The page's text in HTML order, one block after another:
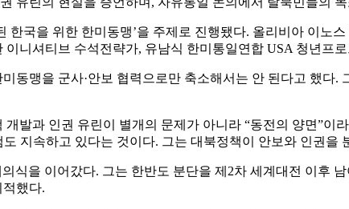
한국을 위한 한미동맹’을 주제로 진행됐다. 올리비아 이
니셔티브 수석전략가, 유남식 한미통일연합 USA 청년프
동맹을 군사·안보 협력으로만 축소해서는 안 된다고 했
발과 인권 유린이 별개의 문제가 아니라 “동전의 양면”
도 지속하고 있다는 것이다. 그는 대북정책이 안보와 인권
식을 이어갔다. 그는 한반도 분단을 제2차 세계대전 이후
했다.